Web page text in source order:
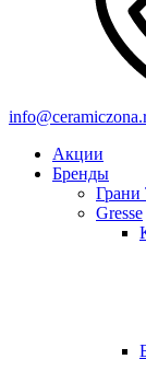
Акции
Бренды
Грани
Gresse